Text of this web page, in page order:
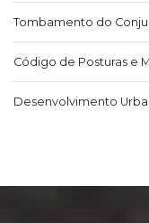
Tombamento do
Código de Posturas e
Desenvolvimento